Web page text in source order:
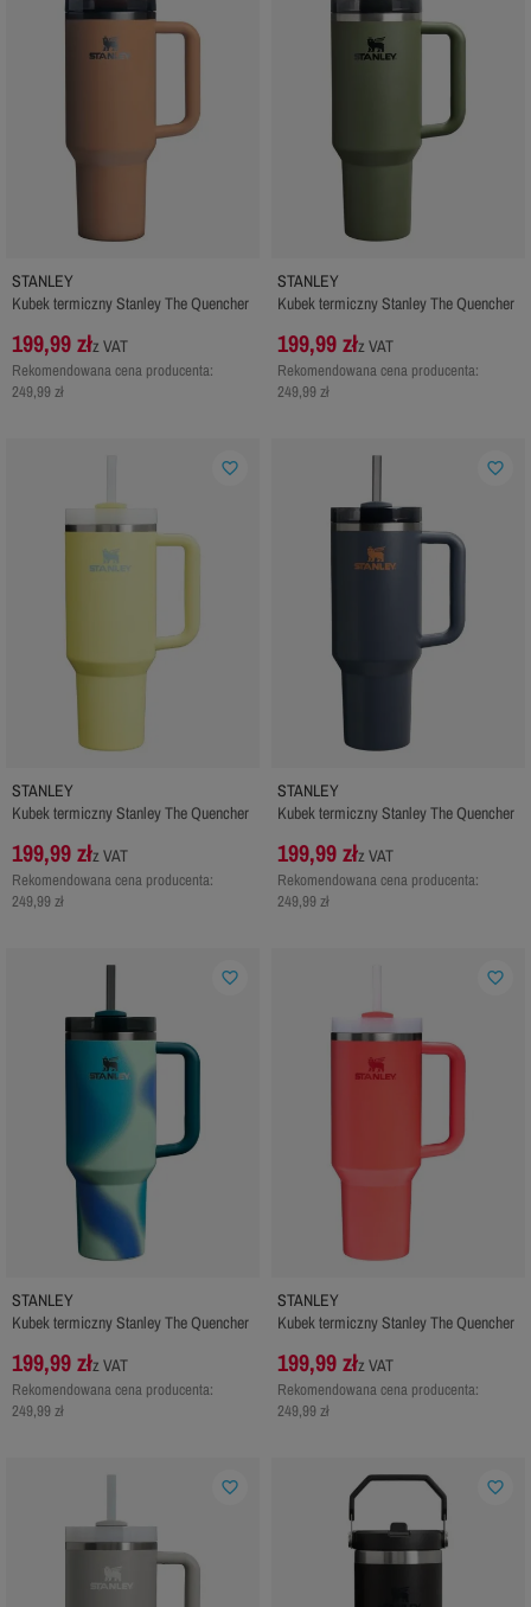
STANLEY
Kubek termiczny Stanley The Quencher
199,99 złz VAT
Rekomendowana cena producenta:
249,99 zł
STANLEY
Kubek termiczny Stanley The Quencher
199,99 złz VAT
Rekomendowana cena producenta:
249,99 zł
STANLEY
Kubek termiczny Stanley The Quencher
199,99 złz VAT
Rekomendowana cena producenta:
249,99 zł
favorite_border
STANLEY
Kubek termiczny Stanley The Quencher
199,99 złz VAT
Rekomendowana cena producenta:
249,99 zł
favorite_border
STANLEY
Kubek termiczny Stanley The Quencher
199,99 złz VAT
Rekomendowana cena producenta:
249,99 zł
favorite_border
STANLEY
Kubek termiczny Stanley The Quencher
199,99 złz VAT
Rekomendowana cena producenta:
249,99 zł
favorite_border
favorite_border favorite_border